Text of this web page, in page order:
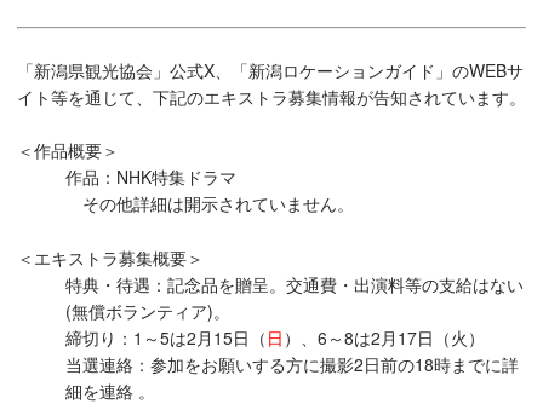
「新潟県観光協会」公式X、「新潟ロケーションガイド」のWEBサ
イト等を通じて、下記のエキストラ募集情報が告知されています。
＜作品概要＞
作品：NHK特集ドラマ
その他詳細は開示されていません。
＜エキストラ募集概要＞
特典・待遇：記念品を贈呈。交通費・出演料等の支給はない
(無償ボランティア)。
締切り：1～5は2月15日（ 日 ）、6～8は2月17日（火）
当選連絡：参加をお願いする方に撮影2日前の18時までに詳
細を連絡 。